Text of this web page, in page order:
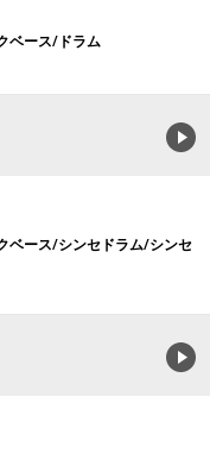
ベース/ドラム
ベース/シンセドラム/シンセ